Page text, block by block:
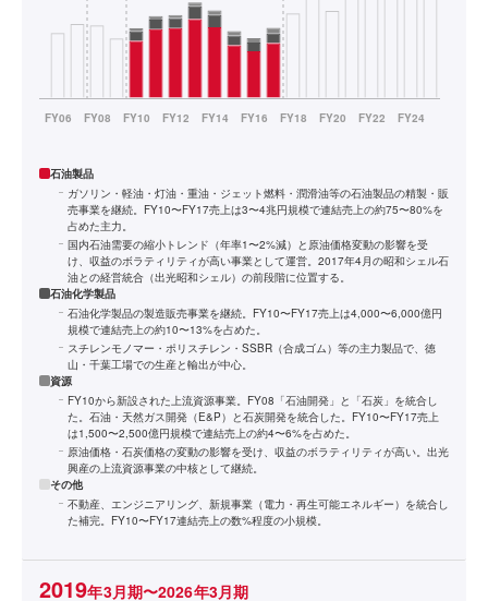
石油製品
ガソリン・軽油・灯油・重油・ジェット燃料・潤滑油等の石油製品の精製・販
売事業を継続。FY10〜FY17売上は3〜4兆円規模で連結売上の約75〜80%を
占めた主力。
国内石油需要の縮小トレンド（年率1〜2%減）と原油価格変動の影響を受
け、収益のボラティリティが高い事業として運営。2017年4月の昭和シェル石
油との経営統合（出光昭和シェル）の前段階に位置する。
石油化学製品
石油化学製品の製造販売事業を継続。FY10〜FY17売上は4,000〜6,000億円
規模で連結売上の約10〜13%を占めた。
スチレンモノマー・ポリスチレン・SSBR（合成ゴム）等の主力製品で、徳
山・千葉工場での生産と輸出が中心。
資源
FY10から新設された上流資源事業。FY08「石油開発」と「石炭」を統合し
た。石油・天然ガス開発（E&P）と石炭開発を統合した。FY10〜FY17売上
は1,500〜2,500億円規模で連結売上の約4〜6%を占めた。
原油価格・石炭価格の変動の影響を受け、収益のボラティリティが高い。出光
興産の上流資源事業の中核として継続。
その他
不動産、エンジニアリング、新規事業（電力・再生可能エネルギー）を統合し
た補完。FY10〜FY17連結売上の数%程度の小規模。
2019年3月期〜2026年3月期